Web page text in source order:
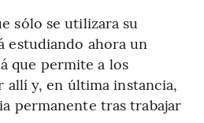
sólo se utilizara su
estudiando ahora un
que permite a los
allí y, en última instancia,
permanente tras trabajar